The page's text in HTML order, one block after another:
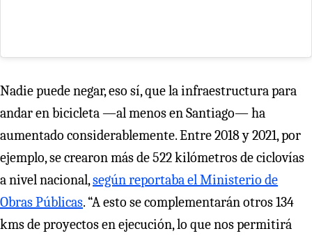
Nadie puede negar, eso sí, que la infraestructura para
andar en bicicleta —al menos en Santiago— ha
aumentado considerablemente. Entre 2018 y 2021, por
ejemplo, se crearon más de 522 kilómetros de ciclovías
a nivel nacional,según reportaba el Ministerio de
Obras Públicas. “A esto se complementarán otros 134
kms de proyectos en ejecución, lo que nos permitirá